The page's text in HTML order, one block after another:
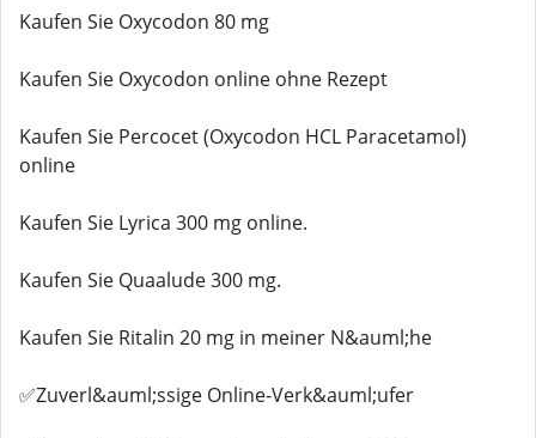
Kaufen Sie Oxycodon 80 mg
Kaufen Sie Oxycodon online ohne Rezept
Kaufen Sie Percocet (Oxycodon HCL Paracetamol)
online
Kaufen Sie Lyrica 300 mg online.
Kaufen Sie Quaalude 300 mg.
Kaufen Sie Ritalin 20 mg in meiner N&auml;he
✅Zuverl&auml;ssige Online-Verk&auml;ufer